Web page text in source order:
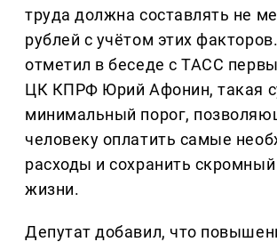
труда должна составлять не
рублей с учётом этих
отметил в беседе с ТАСС
ЦК КПРФ Юрий Афонин, такая
минимальный порог,
человеку оплатить самые
расходы и сохранить
жизни.
Депутат добавил, что